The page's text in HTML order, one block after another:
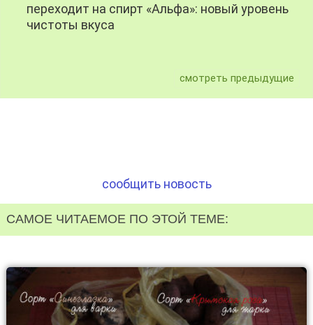
переходит на спирт «Альфа»: новый уровень
чистоты вкуса
смотреть предыдущие
сообщить новость
САМОЕ ЧИТАЕМОЕ ПО ЭТОЙ ТЕМЕ: